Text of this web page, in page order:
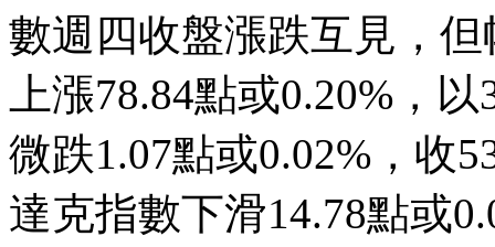
數週四收盤漲跌互見，
上漲78.84點或0.20%，
微跌1.07點或0.02%，收
達克指數下滑14.78點或